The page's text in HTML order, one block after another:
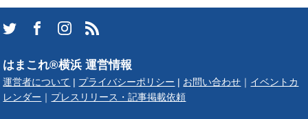
はまこれ®横浜 運営情報
運営者について プライバシーポリシー お問い合わせ
イベントカ
レンダー
プレスリリース・記事掲載依頼